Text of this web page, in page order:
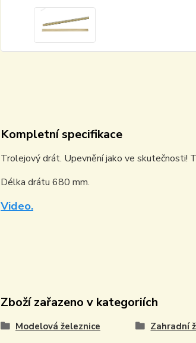
Kompletní specifikace
Trolejový drát. Upevnění jako ve skutečnosti!
Délka drátu 680 mm.
Video.
Zboží zařazeno v kategoriích
Modelová železnice Zahradní